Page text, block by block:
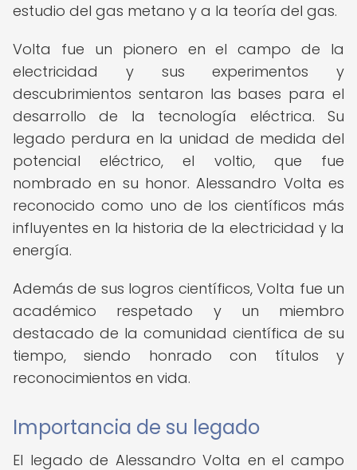
estudio del gas metano y a la teoría del gas.
Volta fue un pionero en el campo de la
electricidad y sus experimentos y
descubrimientos sentaron las bases para el
desarrollo de la tecnología eléctrica. Su
legado perdura en la unidad de medida del
potencial eléctrico, el voltio, que fue
nombrado en su honor. Alessandro Volta es
reconocido como uno de los científicos más
influyentes en la historia de la electricidad y la
energía.
Además de sus logros científicos, Volta fue un
académico respetado y un miembro
destacado de la comunidad científica de su
tiempo, siendo honrado con títulos y
reconocimientos en vida.
Importancia de su legado
El legado de Alessandro Volta en el campo